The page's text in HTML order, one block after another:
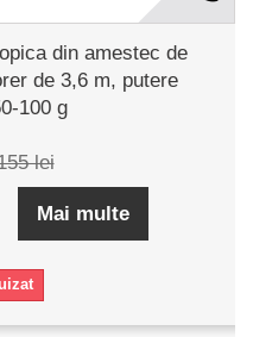
din amestec de
de 3,6 m, putere
100 g
lei
Mai multe